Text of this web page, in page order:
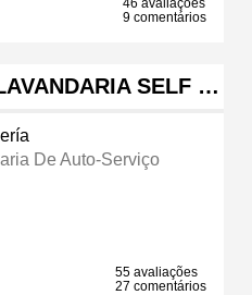
9 comentários
SELF …
De Auto-Serviço
55 avaliações
27 comentários